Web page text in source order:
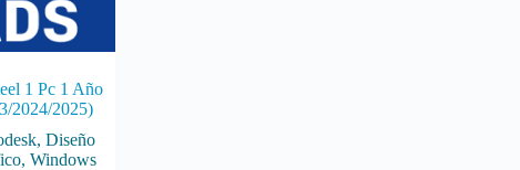
1 Pc 1 Año
2024/2025)
,Diseño
,Windows